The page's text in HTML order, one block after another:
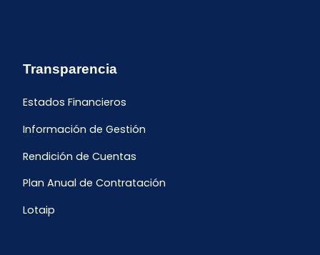
Transparencia
Estados Financieros
Información de Gestión
Rendición de Cuentas
Plan Anual de Contratación
Lotaip